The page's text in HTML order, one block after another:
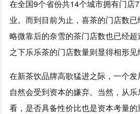
在全国9个省份共14个城市拥有门店
业。而到目前为止，喜茶的门店数已
略微靠后的奈雪的茶门店数也已经
之下乐乐茶的门店数量则显得相形见
在新茶饮品牌高歌猛进之际，一个
自然会受到资本的嫌弃。当然，从
看，是否具备性价比也是资本考量的